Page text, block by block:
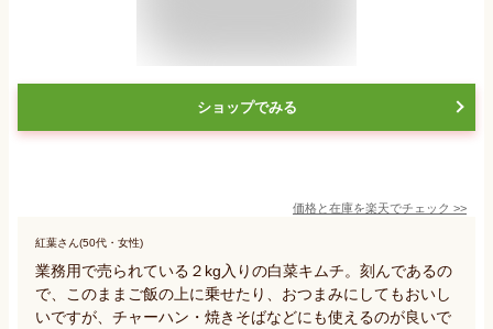
ショップでみる
価格と在庫を楽天でチェック >>
紅葉さん(50代・女性)
業務用で売られている２kg入りの白菜キムチ。刻んであるの
で、このままご飯の上に乗せたり、おつまみにしてもおいし
いですが、チャーハン・焼きそばなどにも使えるのが良いで